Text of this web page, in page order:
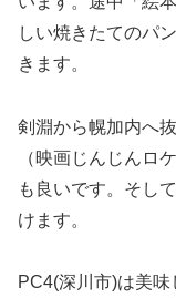
しい焼きたてのパ
きます。
剣淵から幌加内へ
（映画じんじんロ
も良いです。そし
けます。
PC4(深川市)は美